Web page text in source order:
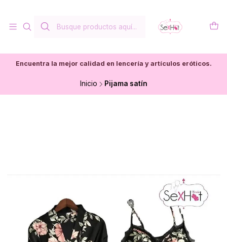
Encuentra la mejor calidad en lencería y artículos eróticos.
Inicio Pijama satín